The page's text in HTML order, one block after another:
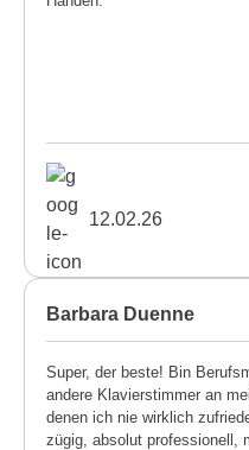
12.02.26
Barbara Duenne
Super, der beste! Bin
andere Klavierstimmer an
denen ich nie wirklich
zügig, absolut professionell,